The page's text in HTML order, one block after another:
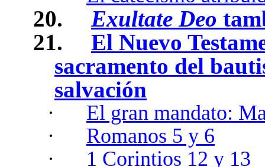
20. Exultate Deo
21.
El Nuevo
sacramento del
salvación
·
El gran mandato:
·
Romanos 5 y 6
·
1 Corintios 12 y 13